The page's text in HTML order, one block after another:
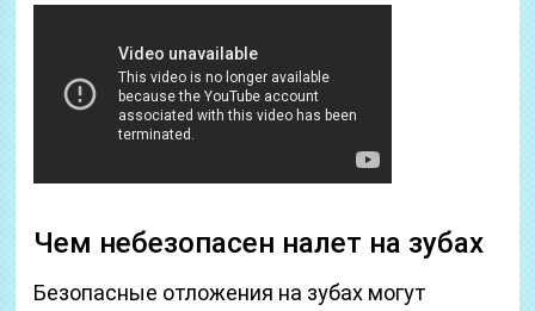
Чем небезопасен налет на зубах
Безопасные отложения на зубах могут